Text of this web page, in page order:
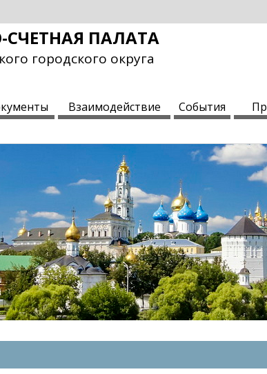
ПАЛАТА
городского округа
Взаимодействие События